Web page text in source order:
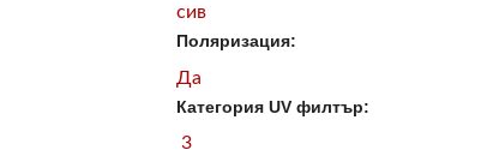
сив
Поляризация:
Да
Категория UV филтър:
3